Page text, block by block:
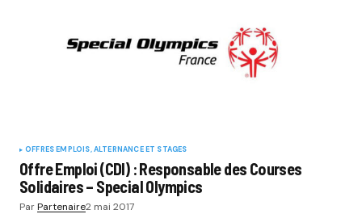
OFFRES EMPLOIS, ALTERNANCE ET STAGES
Offre Emploi (CDI) : Responsable des Courses
Solidaires – Special Olympics
ParPartenaire2 mai 2017